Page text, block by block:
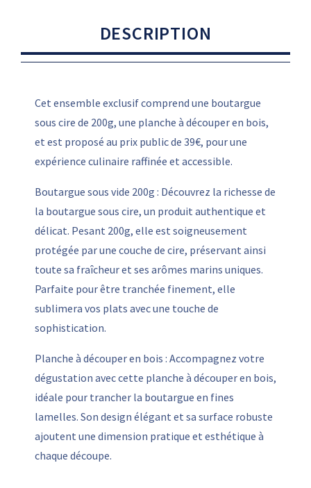
DESCRIPTION
Cet ensemble exclusif comprend une boutargue
sous cire de 200g, une planche à découper en bois,
et est proposé au prix public de 39€, pour une
expérience culinaire raffinée et accessible.
Boutargue sous vide 200g : Découvrez la richesse de
la boutargue sous cire, un produit authentique et
délicat. Pesant 200g, elle est soigneusement
protégée par une couche de cire, préservant ainsi
toute sa fraîcheur et ses arômes marins uniques.
Parfaite pour être tranchée finement, elle
sublimera vos plats avec une touche de
sophistication.
Planche à découper en bois : Accompagnez votre
dégustation avec cette planche à découper en bois,
idéale pour trancher la boutargue en fines
lamelles. Son design élégant et sa surface robuste
ajoutent une dimension pratique et esthétique à
chaque découpe.